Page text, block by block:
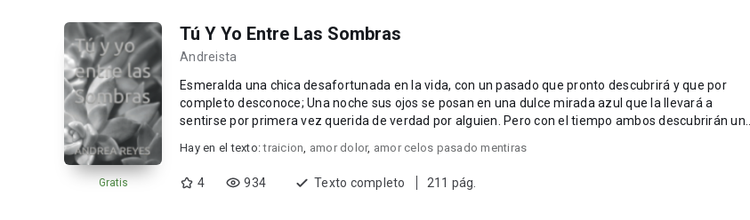
Gratis
Tú Y Yo Entre Las Sombras
Andreista
Esmeralda una chica desafortunada en la vida, con un pasado que pronto descubrirá y que por
completo desconoce; Una noche sus ojos se posan en una dulce mirada azul que la llevará a
sentirse por primera vez querida de verdad por alguien. Pero con el tiempo ambos descubrirán un
Hay en el texto:traicion, amor dolor, amor celos pasado mentiras
4 934 Texto completo 211 pág.